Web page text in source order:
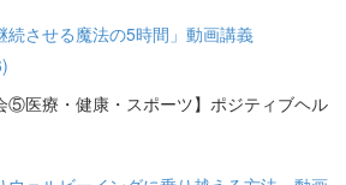
続させる魔法の5時間」動画講義
⑤医療・健康・スポーツ】ポジティブヘル